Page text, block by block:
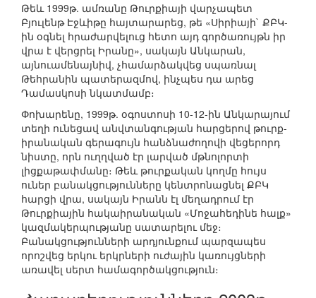
Թեև 1999թ. ամռանը Թուրքիայի վարչապետ
Բյուլենթ Էջևիթը հայտարարեց, թե «Սիրիայի` ՔԲԿ-
ին օգնել հրաժարվելուց հետո այդ գործառույթն իր
վրա է վերցրել Իրանը», սակայն Անկարան,
այնուամենայնիվ, չհամարձակվեց սպառնալ
Թեհրանին պատերազմով, ինչպես դա արեց
Դամասկոսի նկատմամբ։
Փոխարենը, 1999թ. օգոստոսի 10-12-ին Անկարայում
տեղի ունեցավ անվտանգության հարցերով թուրք-
իրանական գերագույն հանձնաժողովի վեցերորդ
նիստը, որն ուղղված էր լարված մթնոլորտի
լիցքաթափմանը։ Թեև թուրքական կողմը հույս
ուներ բանակցությունները կենտրոնացնել ՔԲԿ
հարցի վրա, սակայն Իրանն էլ մեղադրում էր
Թուրքիային հակաիրանական «Մոջահեդինե հալք»
կազմակերպությանը սատարելու մեջ։
Բանակցությունների արդյունքում պարզապես
որոշվեց երկու երկրների ուժային կառույցների
առավել սերտ համագործակցություն։